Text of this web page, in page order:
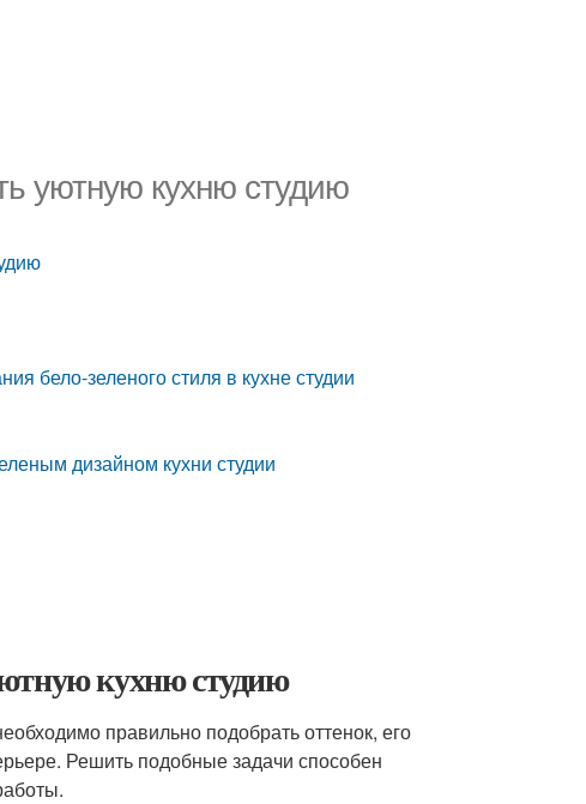
уютную кухню студию
бело-зеленого стиля в кухне студии
дизайном кухни студии
кухню студию
правильно подобрать оттенок, его
Решить подобные задачи способен